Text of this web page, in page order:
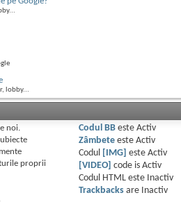
lobby...
noi.
proprii
Codul BBeste Activ
Zâmbeteeste Activ
Codul
[IMG] este Activ
[VIDEO]
code is Activ
Codul HTML este
Inactiv
Trackbacksare
Inactiv